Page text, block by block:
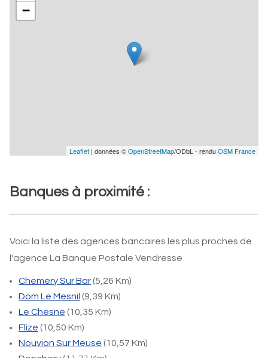
−
Leaflet | données ©OpenStreetMap/ODbL - renduOSM France
Banques à proximité :
Voici la liste des agences bancaires les plus proches de
l'agence La Banque Postale Vendresse
Chemery Sur Bar(5,26 Km)
Dom Le Mesnil (9,39 Km)
Le Chesne (10,35 Km)
Flize (10,50 Km)
Nouvion Sur Meuse (10,57 Km)